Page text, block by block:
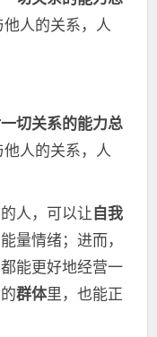
人的关系，人
切关系的能力总
人的关系，人
人，可以让自我
量情绪；进而，
能更好地经营一
群体里，也能正